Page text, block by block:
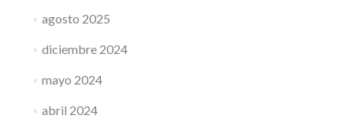
agosto 2025
diciembre 2024
mayo 2024
abril 2024